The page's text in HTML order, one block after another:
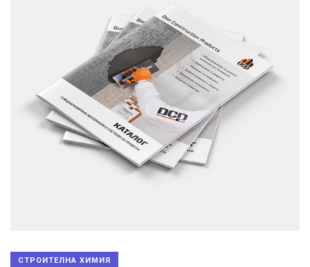
СТРОИТЕЛНА ХИМИЯ